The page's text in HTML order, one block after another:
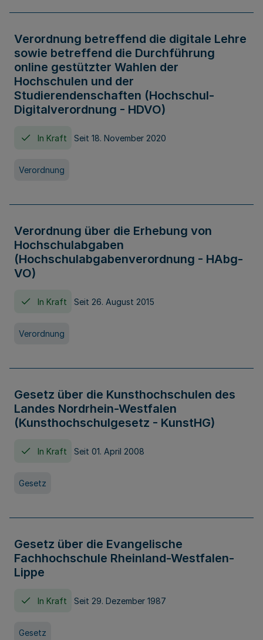
Verordnung betreffend die digitale Lehre
sowie betreffend die Durchführung
online gestützter Wahlen der
Hochschulen und der
Studierendenschaften (Hochschul-
Digitalverordnung - HDVO)
In Kraft Seit 18. November 2020
Verordnung
Verordnung über die Erhebung von
Hochschulabgaben
(Hochschulabgabenverordnung - HAbg-
VO)
In Kraft Seit 26. August 2015
Verordnung
Gesetz über die Kunsthochschulen des
Landes Nordrhein-Westfalen
(Kunsthochschulgesetz - KunstHG)
In Kraft Seit 01. April 2008
Gesetz
Gesetz über die Evangelische
Fachhochschule Rheinland-Westfalen-
Lippe
In Kraft Seit 29. Dezember 1987
Gesetz